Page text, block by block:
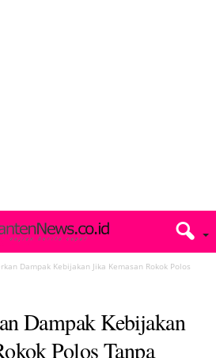
Dampak Kebijakan Jika Kemasan Rokok Polos
Dampak Kebijakan
Polos Tanpa